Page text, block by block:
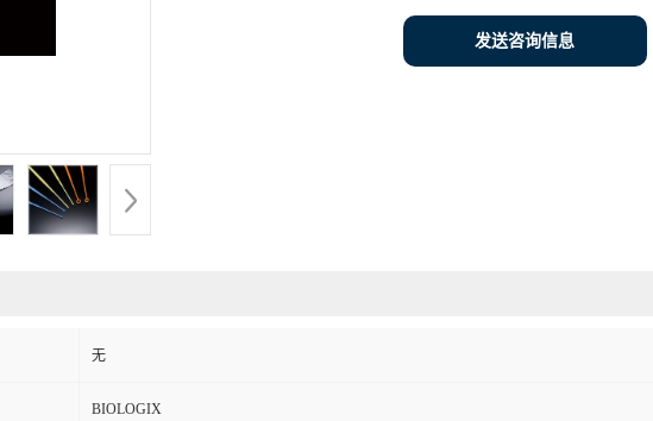
发送咨询信息
无
BIOLOGIX